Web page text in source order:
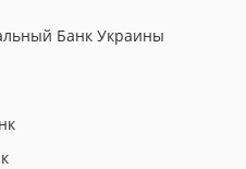
Банк Украины